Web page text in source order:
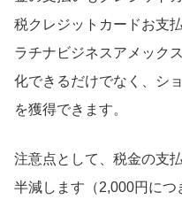
税クレジットカードお支
ラチナビジネスアメック
化できるだけでなく、シ
を獲得できます。
注意点として、税金の支
半減します（2,000円に